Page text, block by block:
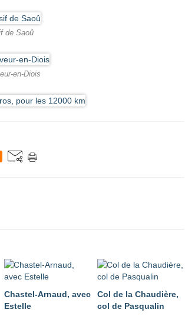
de Saoû
en-Diois
Chastel-Arnaud, avec
Estelle
Col de la Chaudière,
col de Pasqualin